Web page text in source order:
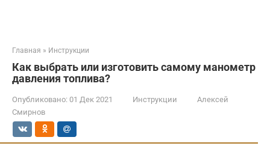
Главная » Инструкции
Как выбрать или изготовить самому манометр
давления топлива?
Опубликовано: 01 Дек 2021 Инструкции
Алексей
Смирнов